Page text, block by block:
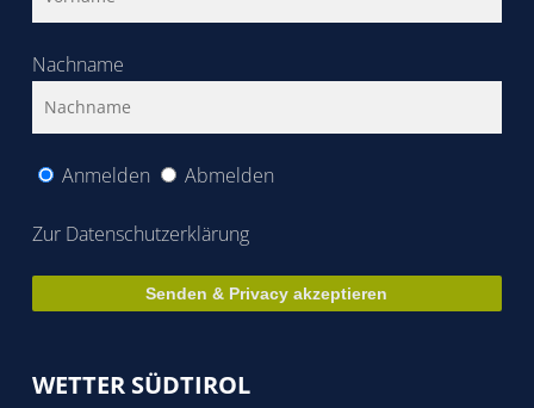
Nachname
Anmelden Abmelden
Zur Datenschutzerklärung
WETTER SÜDTIROL